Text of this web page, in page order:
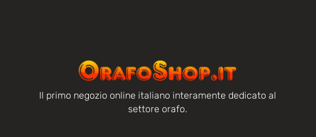
Il primo negozio online italiano interamente dedicato al
settore orafo.